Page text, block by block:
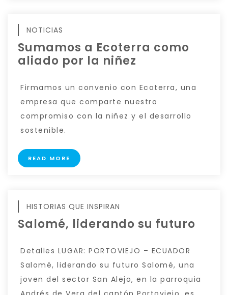
NOTICIAS
Sumamos a Ecoterra como
aliado por la niñez
Firmamos un convenio con Ecoterra, una
empresa que comparte nuestro
compromiso con la niñez y el desarrollo
sostenible.
READ MORE
HISTORIAS QUE INSPIRAN
Salomé, liderando su futuro
Detalles LUGAR: PORTOVIEJO – ECUADOR
Salomé, liderando su futuro Salomé, una
joven del sector San Alejo, en la parroquia